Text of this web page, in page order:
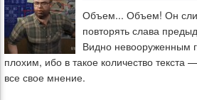
Объем... Объем! Он
повторять слава
Видно невооруженным
плохим, ибо в такое количество текста
все свое мнение.